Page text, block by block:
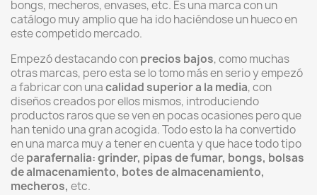
bongs, mecheros, envases, etc. Es una marca con un
catálogo muy amplio que ha ido haciéndose un hueco en
este competido mercado.
Empezó destacando conprecios bajos, como muchas
otras marcas, pero esta se lo tomo más en serio y empezó
a fabricar con unacalidad superior a la media, con
diseños creados por ellos mismos, introduciendo
productos raros que se ven en pocas ocasiones pero que
han tenido una gran acogida. Todo esto la ha convertido
en una marca muy a tener en cuenta y que hace todo tipo
deparafernalia: grinder, pipas de fumar, bongs, bolsas
de almacenamiento, botes de almacenamiento,
mecheros, etc.